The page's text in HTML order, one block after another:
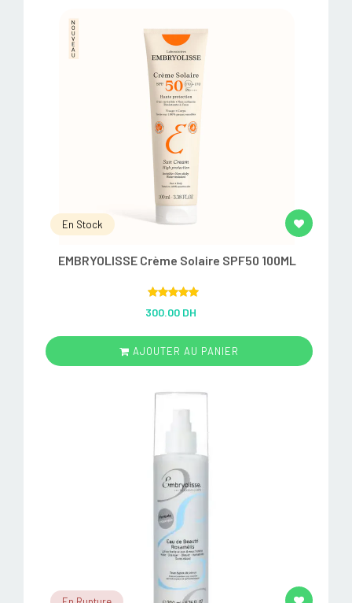
En Stock
EMBRYOLISSE Crème Solaire SPF50 100ML
out of 5
300.00 DH
AJOUTER AU PANIER